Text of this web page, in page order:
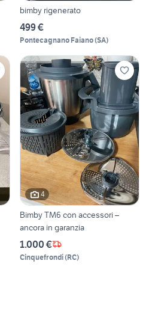
bimby rigenerato
499 €
Pontecagnano Faiano(SA)
4
Bimby TM6 con accessori –
ancora in garanzia
1.000 €
Cinquefrondi(RC)